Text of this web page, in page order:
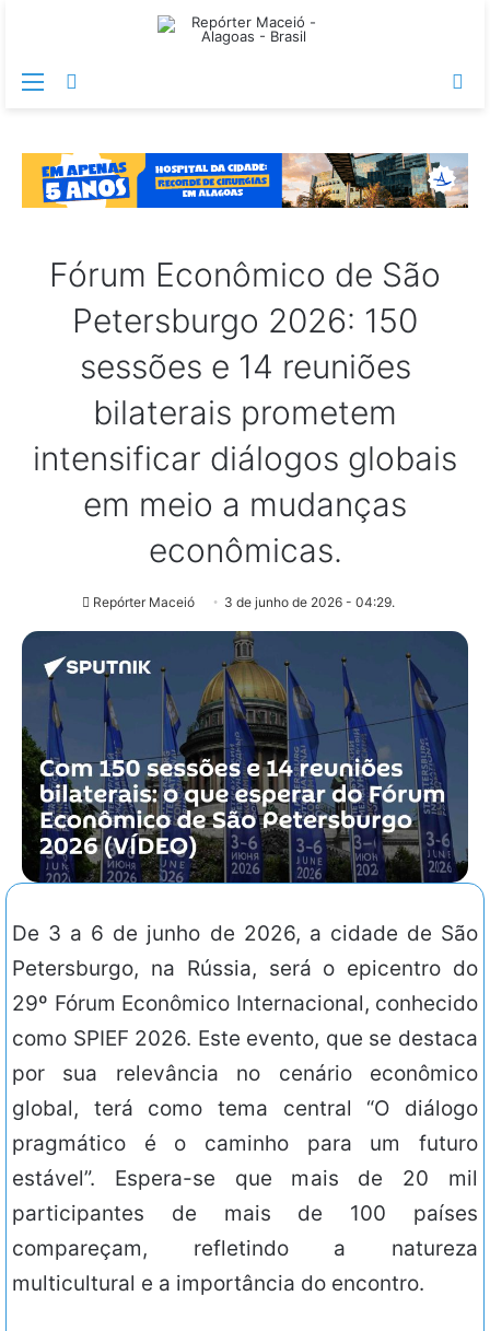
Menu
Fórum Econômico de São
Petersburgo 2026: 150
sessões e 14 reuniões
bilaterais prometem
intensificar diálogos globais
em meio a mudanças
econômicas.
Repórter Maceió 3 de junho de 2026 - 04:29.
De 3 a 6 de junho de 2026, a cidade de São
Petersburgo, na Rússia, será o epicentro do
29º Fórum Econômico Internacional, conhecido
como SPIEF 2026. Este evento, que se destaca
por sua relevância no cenário econômico
global, terá como tema central “O diálogo
pragmático é o caminho para um futuro
estável”. Espera-se que mais de 20 mil
participantes de mais de 100 países
compareçam, refletindo a natureza
multicultural e a importância do encontro.